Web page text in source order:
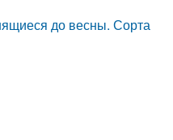
до весны. Сорта